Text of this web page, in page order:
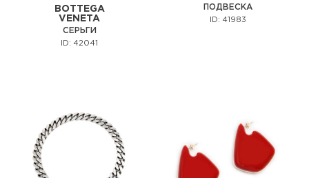
BOTTEGA
VENETA
СЕРЬГИ
ID: 42041
ПОДВЕСКА
ID: 41983